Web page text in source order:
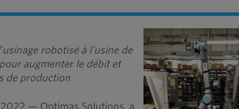
robotisé à l'usine de
augmenter le débit et
de production
— Optimas Solutions, a